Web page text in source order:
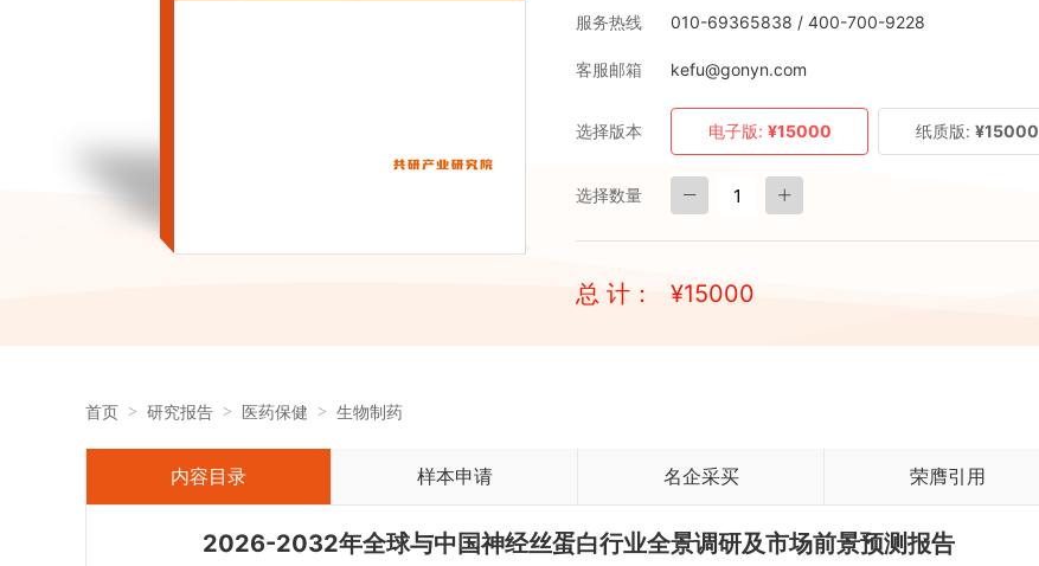
服务热线 010-69365838 / 400-700-9228
客服邮箱 kefu@gonyn.com
选择版本 电子版: ¥15000 纸质版: ¥15000
选择数量
总 计： ¥15000
首页 研究报告 医药保健 生物制药
内容目录 样本申请 名企采买 荣膺引用
2026-2032年全球与中国神经丝蛋白行业全景调研及市场前景预测报告